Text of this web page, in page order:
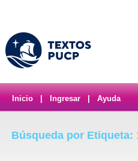
Inicio Ingresar Ayuda
Búsqueda por Etiqueta: